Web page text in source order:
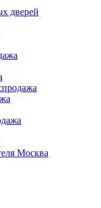
дверей
Москва